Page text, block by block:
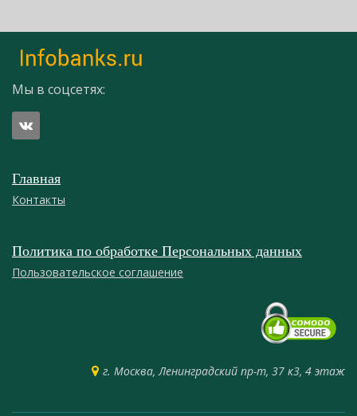
Мы в соцсетях:
Главная
Контакты
Политика по обработке Персональных данных
Пользовательское соглашение
г. Москва, Ленинградский пр-т, 37 к3, 4 этаж